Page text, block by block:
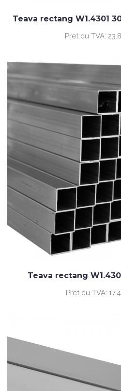
Teava rectang W1.4301 30
Pret cu TVA:
Teava rectang
Pret cu TVA: